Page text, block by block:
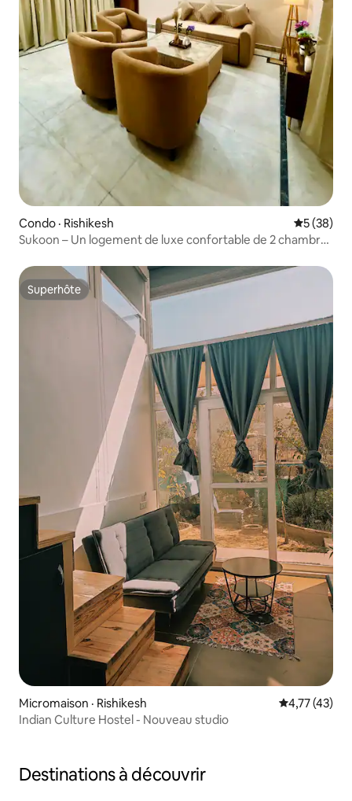
Condo · Rishikesh Note
5 (38)
Sukoon – Un logement de luxe confortable de 2 chambres
Superhôte
Superhôte
Micromaison · Rishikesh Note
4,77 (43)
Indian Culture Hostel - Nouveau studio
Destinations à découvrir